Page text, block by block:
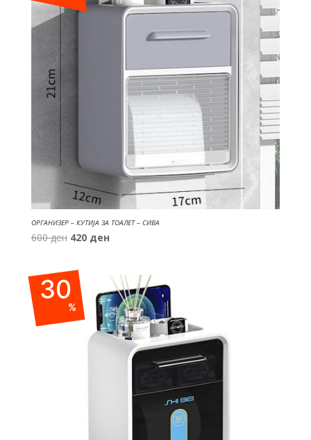
ОРГАНИЗЕР – КУТИЈА ЗА ТОАЛЕТ – СИВА
600ден Original
was:
600 ден.
420 денCurrent
420 ден.
30
%